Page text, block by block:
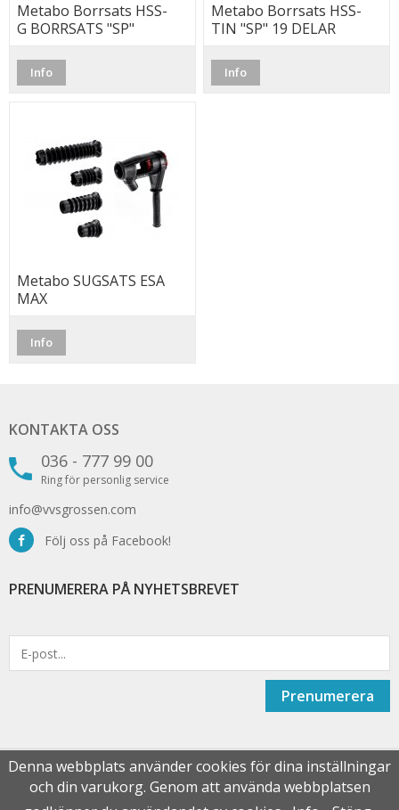
Metabo Borrsats HSS-
G BORRSATS "SP"
Info
Metabo Borrsats HSS-
TIN "SP" 19 DELAR
Info
Metabo SUGSATS ESA
MAX
Info
KONTAKTA OSS
036 - 777 99 00
Ring för personlig service
info@vvsgrossen.com
Följ oss på Facebook!
PRENUMERERA PÅ NYHETSBREVET
Prenumerera
Drift & produktion:
Denna webbplats använder cookies för dina inställningar
och din varukorg. Genom att använda webbplatsen